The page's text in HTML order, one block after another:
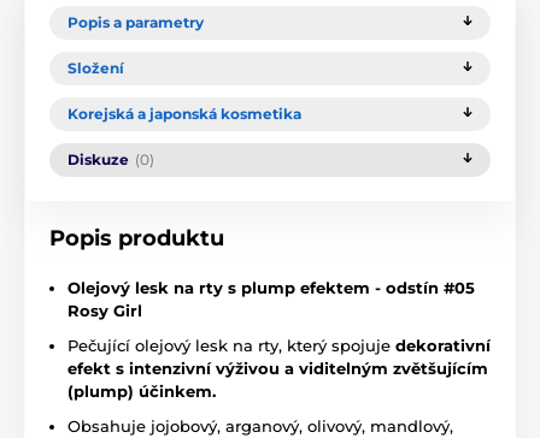
Popis a parametry
Složení
Korejská a japonská kosmetika
Diskuze (0)
Popis produktu
Olejový lesk na rty s plump efektem - odstín #05
Rosy Girl
Pečující olejový lesk na rty, který spojuje dekorativní
efekt s intenzivní výživou a viditelným zvětšujícím
(plump) účinkem.
Obsahuje jojobový, arganový, olivový, mandlový,